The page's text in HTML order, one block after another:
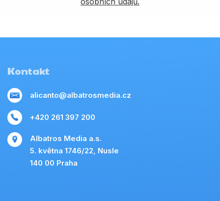
Kontakt
alicanto@albatrosmedia.cz
+420 261 397 200
Albatros Media a.s.
5. května 1746/22, Nusle
140 00 Praha